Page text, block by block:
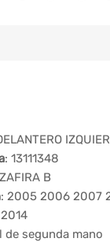
: 13111348
B
: 2005 2006 2007
de segunda mano